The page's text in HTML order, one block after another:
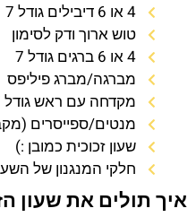
4 או 6 דיבילים גודל 7
טוש ארוך ודק לסימון
4 או 6 ברגים גודל 7
מברגה/מברג פיליפס
מקדחה עם ראש גודל 7
מנטים/ספייסרים
שעון זכוכית כמובן :)
חלקי המנגנון של
איך תולים את שעון